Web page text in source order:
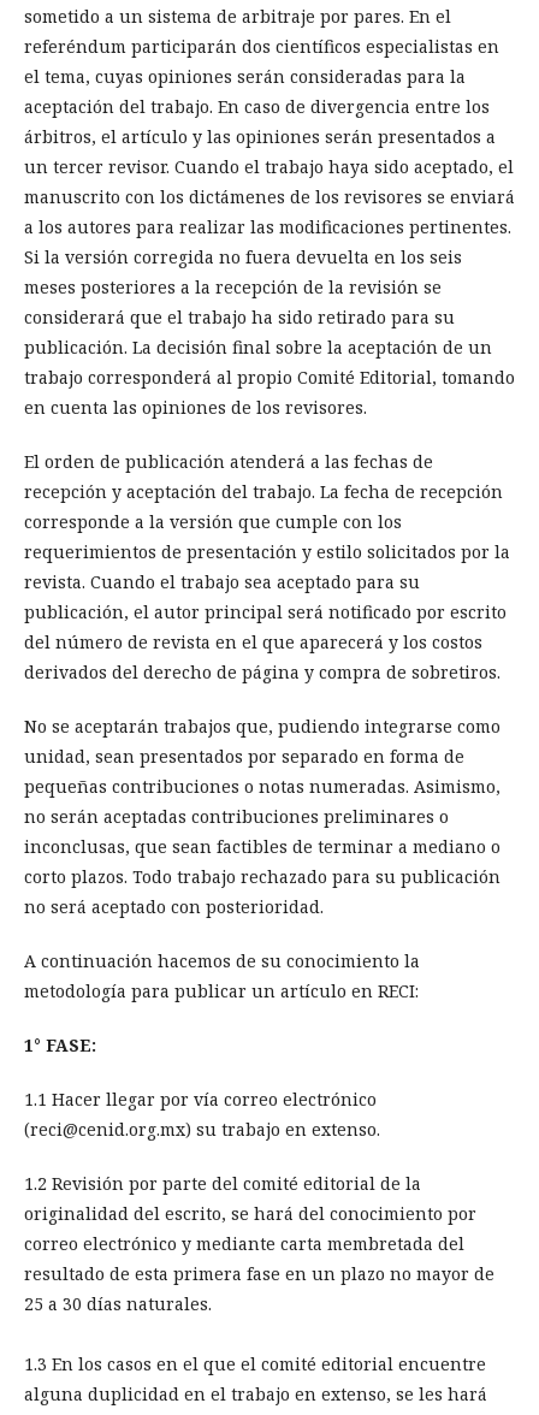
sometido a un sistema de arbitraje por pares. En el
referéndum participarán dos científicos especialistas en
el tema, cuyas opiniones serán consideradas para la
aceptación del trabajo. En caso de divergencia entre los
árbitros, el artículo y las opiniones serán presentados a
un tercer revisor. Cuando el trabajo haya sido aceptado, el
manuscrito con los dictámenes de los revisores se enviará
a los autores para realizar las modificaciones pertinentes.
Si la versión corregida no fuera devuelta en los seis
meses posteriores a la recepción de la revisión se
considerará que el trabajo ha sido retirado para su
publicación. La decisión final sobre la aceptación de un
trabajo corresponderá al propio Comité Editorial, tomando
en cuenta las opiniones de los revisores.
El orden de publicación atenderá a las fechas de
recepción y aceptación del trabajo. La fecha de recepción
corresponde a la versión que cumple con los
requerimientos de presentación y estilo solicitados por la
revista. Cuando el trabajo sea aceptado para su
publicación, el autor principal será notificado por escrito
del número de revista en el que aparecerá y los costos
derivados del derecho de página y compra de sobretiros.
No se aceptarán trabajos que, pudiendo integrarse como
unidad, sean presentados por separado en forma de
pequeñas contribuciones o notas numeradas. Asimismo,
no serán aceptadas contribuciones preliminares o
inconclusas, que sean factibles de terminar a mediano o
corto plazos. Todo trabajo rechazado para su publicación
no será aceptado con posterioridad.
A continuación hacemos de su conocimiento la
metodología para publicar un artículo en RECI:
1° FASE:
1.1 Hacer llegar por vía correo electrónico
(reci@cenid.org.mx) su trabajo en extenso.
1.2 Revisión por parte del comité editorial de la
originalidad del escrito, se hará del conocimiento por
correo electrónico y mediante carta membretada del
resultado de esta primera fase en un plazo no mayor de
25 a 30 días naturales.
1.3 En los casos en el que el comité editorial encuentre
alguna duplicidad en el trabajo en extenso, se les hará